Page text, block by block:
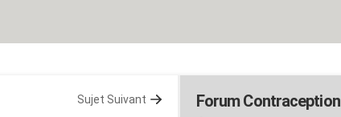
Sujet Suivant Forum Contraception